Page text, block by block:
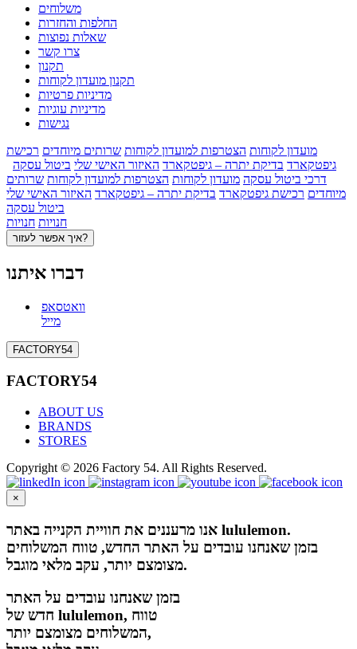
משלוחים
החלפות והחזרות
שאלות נפוצות
צרו קשר
תקנון
תקנון מועדון לקוחות
מדיניות פרטיות
מדיניות עוגיות
נגישות
מועדון לקוחות הצטרפות למועדון לקוחות שרותים מיוחדים רכישת
גיפטקארד בדיקת יתרה – גיפטקארד האיזור האישי שלי ביטול עסקה
דרכי ביטול עסקה מועדון לקוחות הצטרפות למועדון לקוחות שרותים
מיוחדים רכישת גיפטקארד בדיקת יתרה – גיפטקארד האיזור האישי שלי
ביטול עסקה
חנויות חנויות
איך אפשר לעזור?
דברו איתנו
וואטסאפ
מייל
FACTORY54
FACTORY54
ABOUT US
BRANDS
STORES
Copyright © 2026 Factory 54. All Rights Reserved.
×
אנו מרעננים את חוויית הקנייה באתר lululemon.
בזמן שאנחנו עובדים על האתר החדש, טווח המשלוחים
מצומצם יותר, עקב מלאי מוגבל.
בזמן שאנחנו עובדים על האתר
חדש של lululemon, טווח
המשלוחים מצומצם יותר,